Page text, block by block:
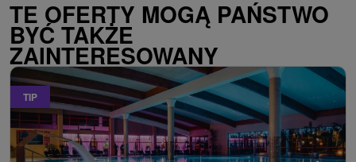
TE OFERTY MOGĄ PAŃSTWO
BYĆ TAKŻE
ZAINTERESOWANY
TIP